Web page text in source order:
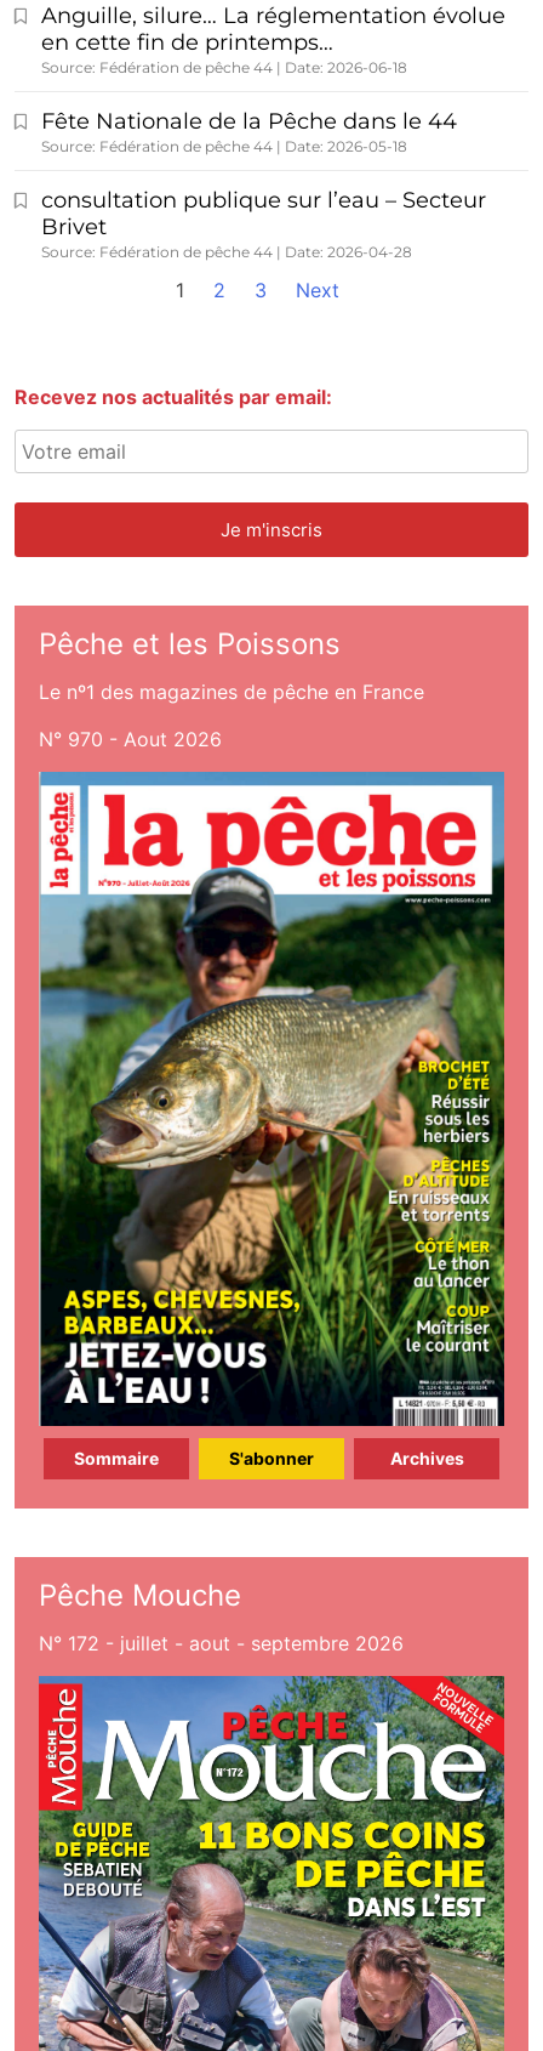
Anguille, silure… La réglementation évolue
en cette fin de printemps…
Source: Fédération de pêche 44 Date: 2026-06-18
Fête Nationale de la Pêche dans le 44
Source: Fédération de pêche 44 Date: 2026-05-18
consultation publique sur l’eau – Secteur
Brivet
Source: Fédération de pêche 44 Date: 2026-04-28
1 2 3 Next
Recevez nos actualités par email:
Pêche et les Poissons
Le nº1 des magazines de pêche en France
N° 970 - Aout 2026
Sommaire S'abonner Archives
Pêche Mouche
N° 172 - juillet - aout - septembre 2026